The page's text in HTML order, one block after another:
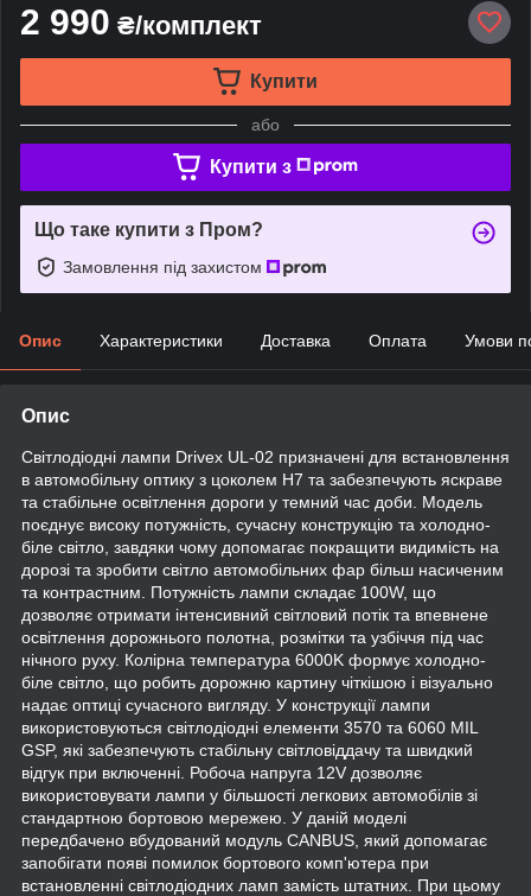
2 990 ₴/комплект
Купити
або
Купити з
Що таке купити з Пром?
Замовлення під захистом
Опис Характеристики Доставка Оплата Умови
Опис
Світлодіодні лампи Drivex UL-02 призначені для встановлення
в автомобільну оптику з цоколем H7 та забезпечують яскраве
та стабільне освітлення дороги у темний час доби. Модель
поєднує високу потужність, сучасну конструкцію та холодно-
біле світло, завдяки чому допомагає покращити видимість на
дорозі та зробити світло автомобільних фар більш насиченим
та контрастним. Потужність лампи складає 100W, що
дозволяє отримати інтенсивний світловий потік та впевнене
освітлення дорожнього полотна, розмітки та узбіччя під час
нічного руху. Колірна температура 6000K формує холодно-
біле світло, що робить дорожню картину чіткішою і візуально
надає оптиці сучасного вигляду. У конструкції лампи
використовуються світлодіодні елементи 3570 та 6060 MIL
GSP, які забезпечують стабільну світловіддачу та швидкий
відгук при включенні. Робоча напруга 12V дозволяє
використовувати лампи у більшості легкових автомобілів зі
стандартною бортовою мережею. У даній моделі
передбачено вбудований модуль CANBUS, який допомагає
запобігати появі помилок бортового комп'ютера при
встановленні світлодіодних ламп замість штатних. При цьому